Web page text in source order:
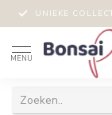
UNIEKE
MENU